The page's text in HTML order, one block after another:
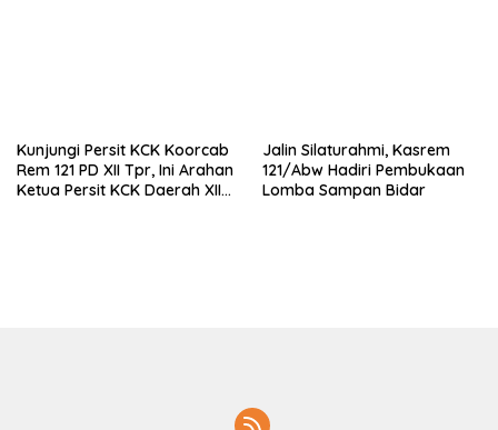
Kunjungi Persit KCK Koorcab
Rem 121 PD XII Tpr, Ini Arahan
Ketua Persit KCK Daerah XII
Jalin Silaturahmi, Kasrem
121/Abw Hadiri Pembukaan
Lomba Sampan Bidar